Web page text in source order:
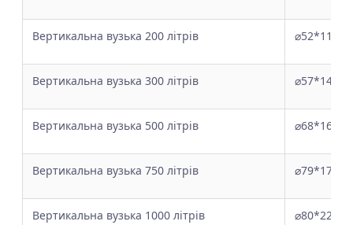
Вертикальна вузька 200 літрів ⌀52*118
Вертикальна вузька 300 літрів ⌀57*140
Вертикальна вузька 500 літрів ⌀68*164
Вертикальна вузька 750 літрів ⌀79*170
Вертикальна вузька 1000 літрів ⌀80*225